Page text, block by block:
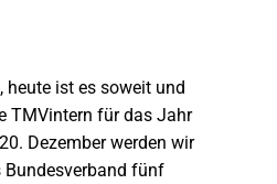
heute ist es soweit und
TMVintern für das Jahr
Dezember werden wir
Bundesverband fünf